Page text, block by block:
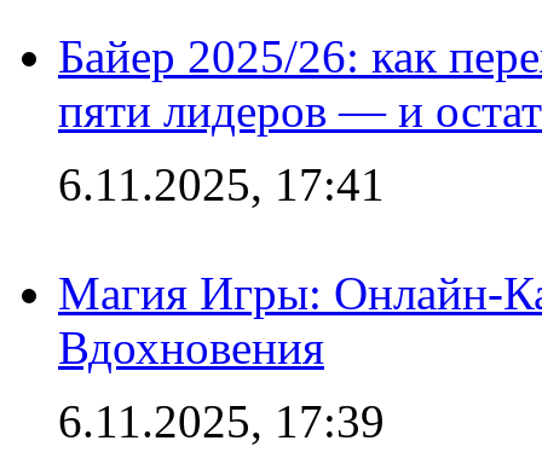
Байер 2025/26: как
пяти лидеров — и
6.11.2025, 17:41
Магия Игры: Онлайн-
Вдохновения
6.11.2025, 17:39